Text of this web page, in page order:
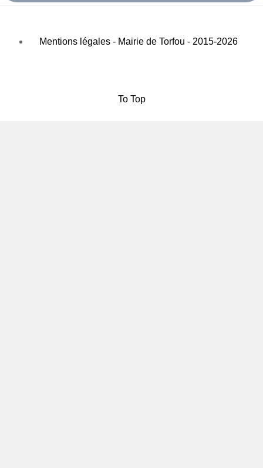
Mentions légales - Mairie de Torfou - 2015-2026
To Top